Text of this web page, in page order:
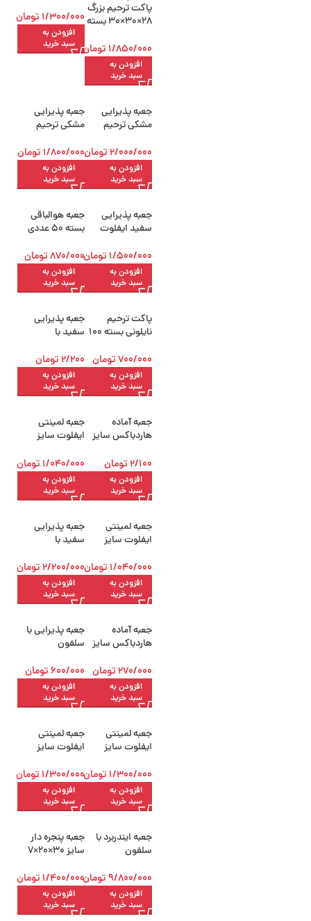
پاکت ترحیم بزرگ
28×30×30 بسته
1/850/000 تومان
افزودن به
سبد خرید
1/300/000 تومان
افزودن به
سبد خرید
جعبه پذیرایی
مشکی ترحیم
پنجره دار
2/000/000 تومان
افزودن به
سبد خرید
جعبه پذیرایی
مشکی ترحیم
1/800/000 تومان
افزودن به
سبد خرید
جعبه پذیرایی
سفید ایفلوت
1/500/000 تومان
افزودن به
سبد خرید
جعبه هوالباقی
بسته 50 عددی
870/000تومان
افزودن به
سبد خرید
پاکت ترحیم
نایلونی بسته 100
700/000تومان
افزودن به
سبد خرید
جعبه پذیرایی
سفید با
سانتی‌متر
2/200 تومان
افزودن به
سبد خرید
جعبه آماده
هاردباکس سایز
2/100 تومان
افزودن به
سبد خرید
جعبه لمینتی
ایفلوت سایز
سانتی‌متر
1/040/000 تومان
افزودن به
سبد خرید
جعبه لمینتی
ایفلوت سایز
سانتی‌متر
1/040/000 تومان
افزودن به
سبد خرید
جعبه پذیرایی
سفید با
سانتی‌متر
2/200/000 تومان
افزودن به
سبد خرید
جعبه آماده
هاردباکس سایز
270/000 تومان
افزودن به
سبد خرید
جعبه پذیرایی با
سلفون
تر
600/000تومان
افزودن به
سبد خرید
جعبه لمینتی
ایفلوت سایز
سانتی‌متر
1/300/000 تومان
افزودن به
سبد خرید
جعبه لمینتی
ایفلوت سایز
سانتی‌متر بسته
50 عددی
1/300/000 تومان
افزودن به
سبد خرید
جعبه ایندربرد با
سلفون
تر
9/800/000تومان
افزودن به
سبد خرید
جعبه پنجره دار
سایز 30×20×7
1/400/000 تومان
افزودن به
سبد خرید